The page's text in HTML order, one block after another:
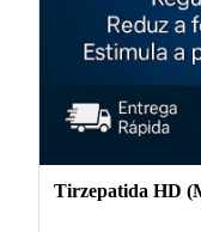
Tirzepatida HD